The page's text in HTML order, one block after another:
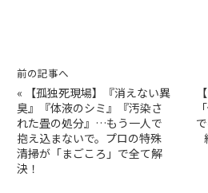
前の記事へ
«
【孤独死現場】『消えない異
臭』『体液のシミ』『汚染さ
れた畳の処分』…もう一人で
抱え込まないで。プロの特殊
清掃が「まごころ」で全て解
決！